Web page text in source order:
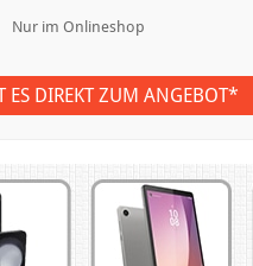
Nur im Onlineshop
ES DIREKT ZUM ANGEBOT*